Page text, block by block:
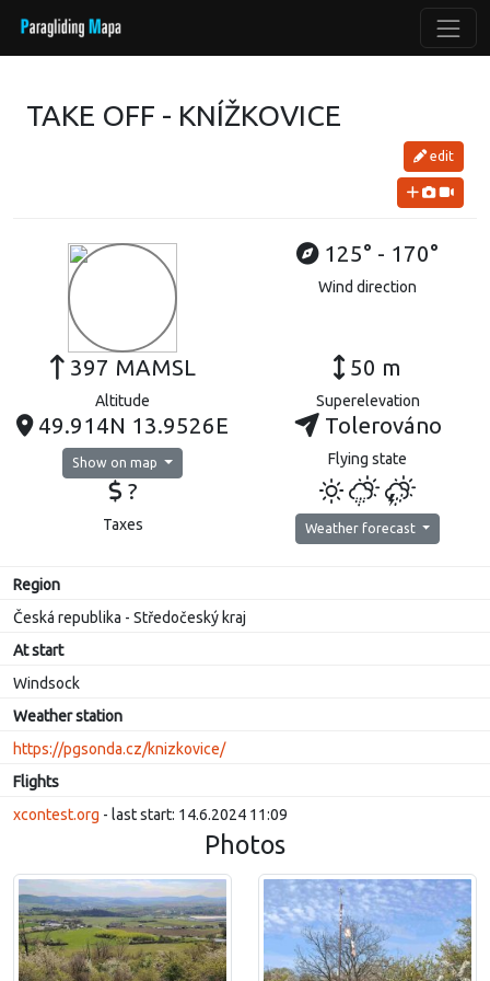
TAKE OFF - KNÍŽKOVICE
edit
125° - 170°
Wind direction
397 MAMSL
Altitude
50 m
Superelevation
49.914N 13.9526E
Show on map
Tolerováno
Flying state
?
Taxes Weather forecast
Region
Česká republika - Středočeský kraj
At start
Windsock
Weather station
https://pgsonda.cz/knizkovice/
Flights
xcontest.org - last start: 14.6.2024 11:09
Photos